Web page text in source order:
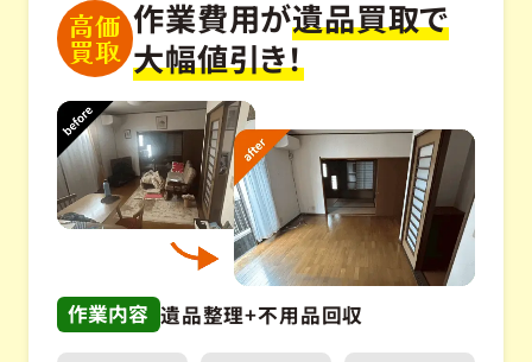
高価
買取
作業費用が遺品買取で
大幅値引き！
作業内容 遺品整理+不用品回収